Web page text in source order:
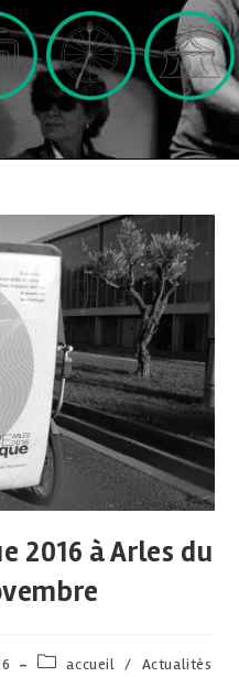
2016 à Arles du
accueil / Actualités